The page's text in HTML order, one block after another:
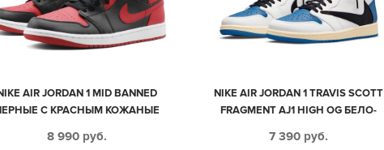
AIR JORDAN 1 MID BANNED
С КРАСНЫМ КОЖАНЫЕ
8 990 руб.
NIKE AIR JORDAN 1 TRAVIS SCOTT
FRAGMENT AJ1 HIGH OG БЕЛО-
МУЖСКИЕ (40-44)
7 390 руб.